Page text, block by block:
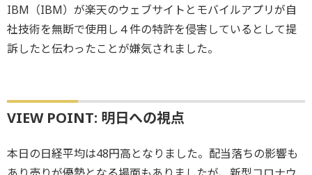
IBM（IBM）が楽天のウェブサイトとモバイルアプリが自
社技術を無断で使用し４件の特許を侵害しているとして提
訴したと伝わったことが嫌気されました。
VIEW POINT: 明日への視点
本日の日経平均は48円高となりました。配当落ちの影響も